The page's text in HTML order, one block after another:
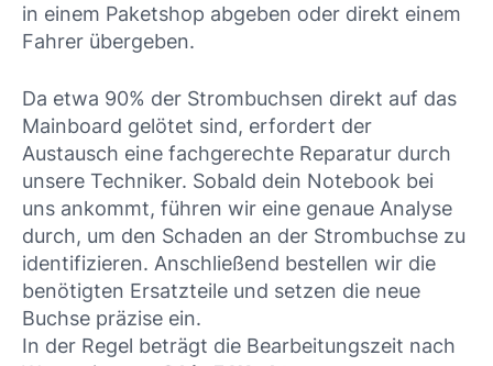
in einem Paketshop abgeben oder direkt einem
Fahrer übergeben.
Da etwa 90% der Strombuchsen direkt auf das
Mainboard gelötet sind, erfordert der
Austausch eine fachgerechte Reparatur durch
unsere Techniker. Sobald dein Notebook bei
uns ankommt, führen wir eine genaue Analyse
durch, um den Schaden an der Strombuchse zu
identifizieren. Anschließend bestellen wir die
benötigten Ersatzteile und setzen die neue
Buchse präzise ein.
In der Regel beträgt die Bearbeitungszeit nach